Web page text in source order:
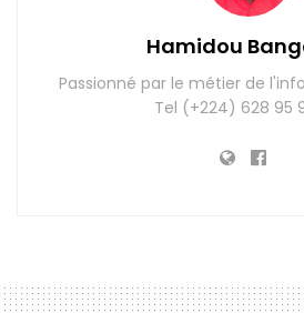
Hamidou
Passionné par le métier de
Tel (+224) 628 95